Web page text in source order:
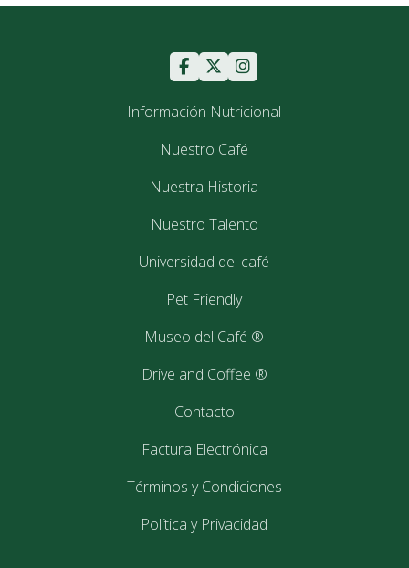
Información Nutricional
Nuestro Café
Nuestra Historia
Nuestro Talento
Universidad del café
Pet Friendly
Museo del Café ®
Drive and Coffee ®
Contacto
Factura Electrónica
Términos y Condiciones
Política y Privacidad